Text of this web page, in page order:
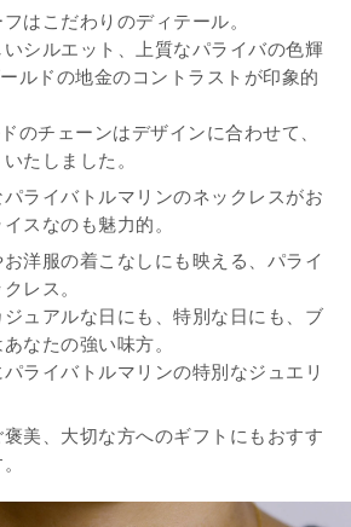
はこだわりのディテール。
シルエット、上質なパライバの色輝
ルドの地金のコントラストが印象的
のチェーンはデザインに合わせて、
たしました。
ライバトルマリンのネックレスがお
スなのも魅力的。
洋服の着こなしにも映える、パライ
レス。
ュアルな日にも、特別な日にも、ブ
なたの強い味方。
ライバトルマリンの特別なジュエリ
美、大切な方へのギフトにもおすす